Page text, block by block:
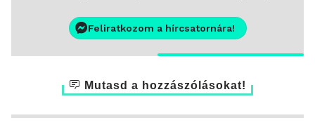
Feliratkozom a hírcsatornára!
Mutasd a hozzászólásokat!